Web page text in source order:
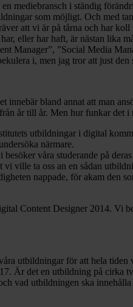
mediebransch i ständig
som möjligt. Och med
att vi är på tårna och har koll
eller har haft, är nästan lika
Manager”, ”Social Media
i, men jag tror att just
bland annat att man
år till år. Men hur funkar
utbildningar i digital
närmare.
våra studerande på
ville ta oss an en sådan
nappade, för akam den
Content Designer 2014.
utbildningar för att hela
Är det en utbildning på cirka
vad utbildningen ska